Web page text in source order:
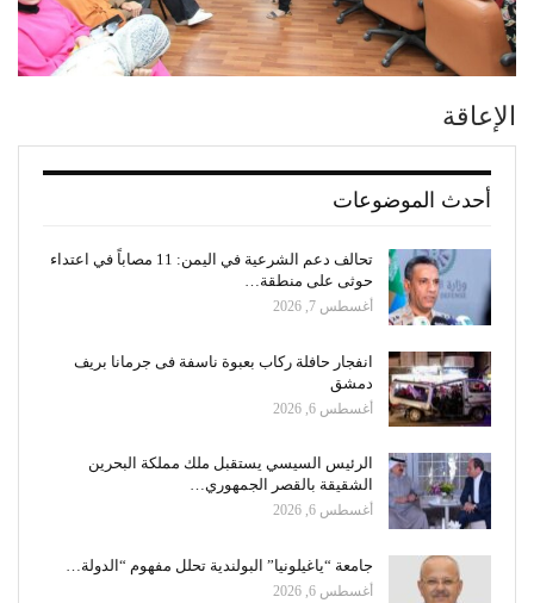
الإعاقة
أحدث الموضوعات
تحالف دعم الشرعية في اليمن: 11 مصاباً في اعتداء
حوثى على منطقة…
أغسطس 7, 2026
انفجار حافلة ركاب بعبوة ناسفة فى جرمانا بريف
دمشق
أغسطس 6, 2026
الرئيس السيسي يستقبل ملك مملكة البحرين
الشقيقة بالقصر الجمهوري…
أغسطس 6, 2026
جامعة “ياغيلونيا” البولندية تحلل مفهوم “الدولة…
أغسطس 6, 2026